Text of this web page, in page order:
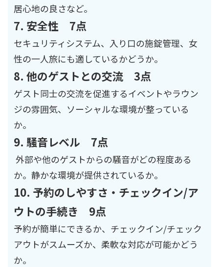
居心地の良さなど。
7. 安全性 7点
セキュリティシステム、入り口の施錠管理、女
性の一人旅にも適しているかどうか。
8. 他のゲストとの交流 3点
ゲスト同士の交流を促進するイベントやラウン
ジの雰囲気、ソーシャルな環境が整っている
か。
9. 騒音レベル 7点
外部や他のゲストからの騒音がどの程度ある
か。静かな環境が提供されているか。
10. 予約のしやすさ・チェックイン/ア
ウトの手続き 9点
予約が簡単にできるか、チェックイン/チェック
アウトがスムーズか、柔軟な対応が可能かどう
か。